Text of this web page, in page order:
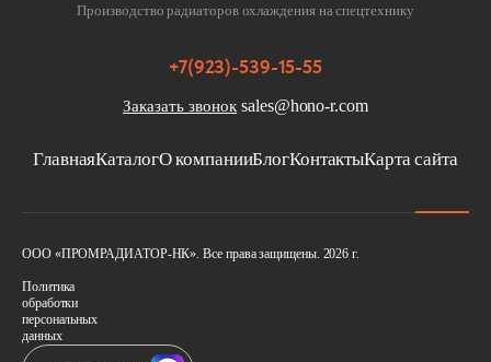
Производство радиаторов охлаждения на спецтехнику
ГлавнаяКаталогО компанииБлогКонтактыКарта сайта
+7(923)-539-15-55
Заказать звонок sales@hono-r.com
ООО «ПРОМРАДИАТОР-НК». Все права защищены. 2026 г.
Политика
обработки
персональных
данных